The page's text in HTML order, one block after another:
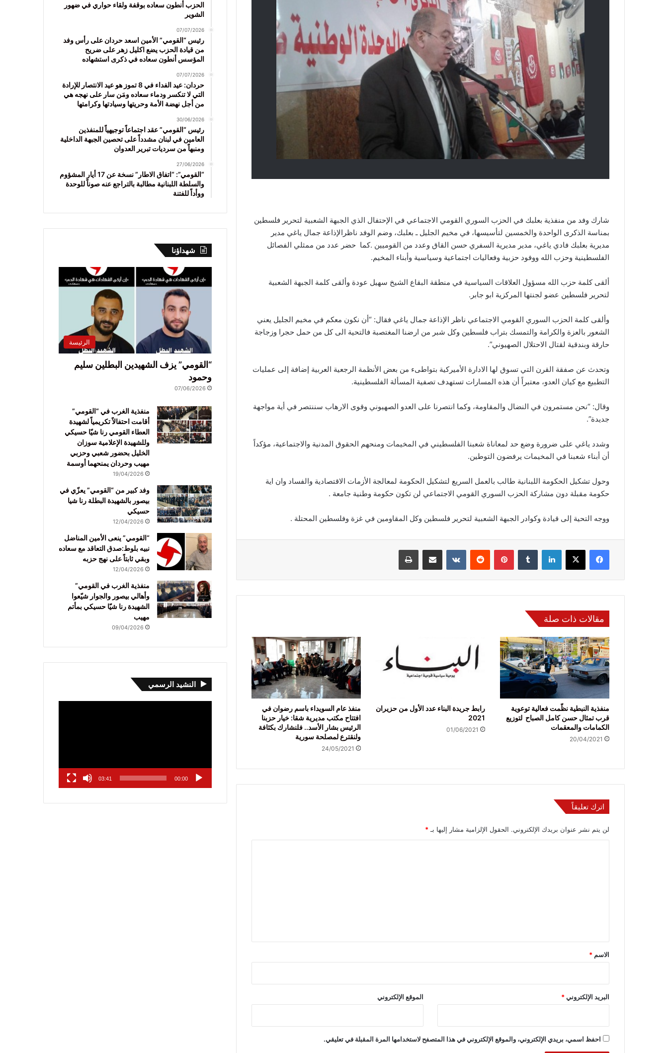
شارك وفد من منفذية بعلبك في الحزب السوري القومي الاجتماعي في الإحتفال الذي الجبهة الشعبية لتحرير فلسطين
بمناسة الذكرى الواحدة والخمسين لتأسيسها، في مخيم الجليل ـ بعلبك، وضم الوفد ناظرالإذاعة جمال ياغي مدير
مديرية بعلبك فادي ياغي، مدير مديرية السفري حسن القاق وعدد من القوميين .كما حضر عدد من ممثلي الفصائل
الفلسطينية وحزب الله ووفود حزبية وفعاليات اجتماعية وسياسية وأبناء المخيم.
ألقى كلمة حزب الله مسؤول العلاقات السياسية في منطقة البقاع الشيخ سهيل عودة وألقى كلمة الجبهة الشعبية
لتحرير فلسطين عضو لجنتها المركزية ابو جابر.
وألقى كلمة الحزب السوري القومي الاجتماعي ناظر الإذاعة جمال ياغي فقال: “أن نكون معكم في مخيم الجليل يعني
الشعور بالعزة والكرامة والتمسك بتراب فلسطين وكل شبر من ارضنا المغتصبة فالتحية الى كل من حمل حجرا وزجاجة
حارقة وبندقية لقتال الاحتلال الصهيوني”.
وتحدث عن صفقة القرن التي تسوق لها الادارة الأميركية بتواطىء من بعض الأنظمة الرجعية العربية إضافة إلى عمليات
التطبيع مع كيان العدو، معتبراً أن هذه المسارات تستهدف تصفية المسألة الفلسطينية.
وقال: “نحن مستمرون في النضال والمقاومة، وكما انتصرنا على العدو الصهيوني وقوى الارهاب سننتصر في أية مواجهة
جديدة”.
وشدد ياغي على ضرورة وضع حد لمعاناة شعبنا الفلسطيني في المخيمات ومنحهم الحقوق المدنية والاجتماعية، مؤكداً
أن أبناء شعبنا في المخيمات يرفضون التوطين.
وحول تشكيل الحكومة اللبنانية طالب بالعمل السريع لتشكيل الحكومة لمعالجة الأزمات الاقتصادية والفساد وان اية
حكومة مقبلة دون مشاركة الحزب السوري القومي الاجتماعي لن تكون حكومة وطنية جامعة .
ووجه التحية إلى قيادة وكوادر الجبهة الشعبية لتحرير فلسطين وكل المقاومين في غزة وفلسطين المحتلة .
فيسبوك لينكدإن بينتيريست
مقالات ذات صلة
منفذية النبطية نظّمت فعالية توعوية
قرب تمثال حسن كامل الصباح لتوزيع
الكمامات والمعقمات
20/04/2021
رابط جريدة البناء عدد الأول من حزيران
2021
01/06/2021
منفذ عام السويداء باسم رضوان في
افتتاح مكتب مديرية شقا: خيار حزبنا
الرئيس بشار الأسد.. فلنشارك بكثافة
ولنقترع لمصلحة سورية
24/05/2021
اترك تعليقاً
لن يتم نشر عنوان بريدك الإلكتروني. الحقول الإلزامية مشار إليها بـ *
*
الاسم *
البريد الإلكتروني* الموقع الإلكتروني
احفظ اسمي، بريدي الإلكتروني، والموقع الإلكتروني في هذا المتصفح لاستخدامها المرة المقبلة في تعليقي.
الحزب أنطون سعاده بوقفة ولقاء حواري في ضهور
الشوير
07/07/2026
رئيس “القومي” الأمين اسعد حردان على رأس وفد
من قيادة الحزب يضع اكليل زهر على ضريح
المؤسس أنطون سعاده في ذكرى استشهاده
07/07/2026
حردان: عيد الفداء في 8 تموز هو عيد الانتصار للإرادة
التي لا تنكسر ودماء سعاده ومَن سار على نهجه هي
من أجل نهضة الأمة وحريتها وسيادتها وكرامتها
30/06/2026
رئيس “القومي” عقد اجتماعاً توجيهياً للمنفذين
العامين في لبنان مشدداً على تحصين الجبهة الداخلية
ومنبهاً من سرديات تبرير العدوان
27/06/2026
“القومي”: “اتفاق الاطار” نسخة عن 17 أيار المشؤوم
والسلطة اللبنانية مطالبة بالتراجع عنه صوناً للوحدة
ووأداً للفتنة
شهداؤنا
الرئيسة
“القومي” يزف الشهيدين البطلين سليم
وحمود
07/06/2026
منفذية الغرب في “القومي”
أقامت احتفالاً تكريمياً لشهيدة
العطاء القومي رنا شيّا حسيكي
وللشهيدة الإعلامية سوزان
الخليل بحضور شعبي وحزبي
مهيب وحردان يمنحهما أوسمة
19/04/2026
وفد كبير من “القومي” يعزّي في
بيصور بالشهيدة البطلة رنا شيا
حسيكي
12/04/2026
“القومي” ينعى الأمين المناضل
نبيه بلوط:صدق التعاقد مع سعاده
وبقي ثابتاً على نهج حزبه
12/04/2026
منفذية الغرب في القومي”
وأهالي بيصور والجوار شيّعوا
الشهيدة رنا شيّا حسيكي بمأتم
مهيب
09/04/2026
النشيد الرسمي
00:00
03:41